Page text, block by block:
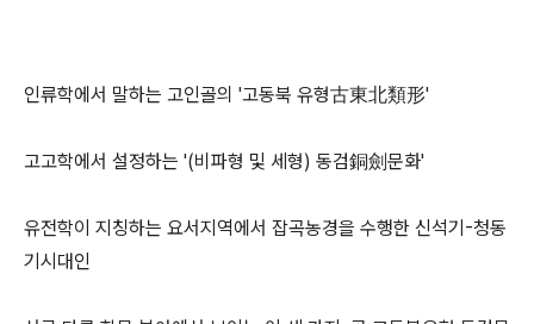
인류학에서 말하는 고인골의 '고동북 유형古東北類形'
고고학에서 설정하는 '(비파형 및 세형) 동검銅劍문화'
유전학이 지칭하는 요서지역에서 잡곡농경을 수행한 신석기-청동
기시대인